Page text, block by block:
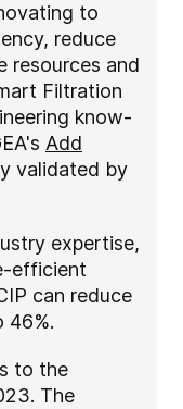
to
reduce
resources and
Filtration
know-
Add
validated by
expertise,
efficient
can reduce
46%.
to the
The